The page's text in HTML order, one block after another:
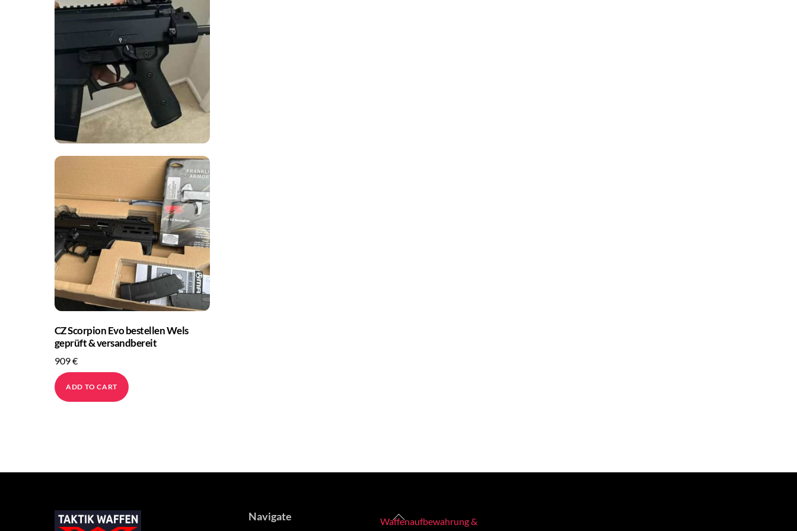
CZ Scorpion Evo bestellen Wels
geprüft & versandbereit
909€
ADD TO CART
Back
Navigate
Waffenaufbewahrung &